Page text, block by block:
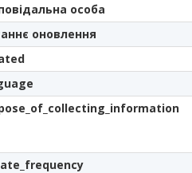
особа
оновлення